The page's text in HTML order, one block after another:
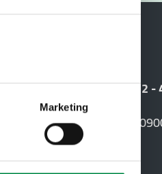
Marketing
legale: Viale Amendola, 2 -
0542 604013 - CF